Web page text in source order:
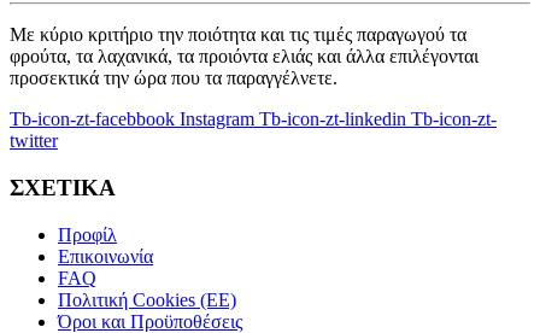
Με κύριο κριτήριο την ποιότητα και τις τιμές παραγωγού τα
φρούτα, τα λαχανικά, τα προιόντα ελιάς και άλλα επιλέγονται
προσεκτικά την ώρα που τα παραγγέλνετε.
Tb-icon-zt-facebbook Instagram Tb-icon-zt-linkedin Tb-icon-zt-
twitter
ΣΧΕΤΙΚΑ
Προφίλ
Επικοινωνία
FAQ
Πολιτική Cookies (ΕΕ)
Όροι και Προϋποθέσεις